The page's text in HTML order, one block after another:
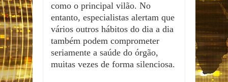
como o principal vilão. No
entanto, especialistas alertam que
vários outros hábitos do dia a dia
também podem comprometer
seriamente a saúde do órgão,
muitas vezes de forma silenciosa.